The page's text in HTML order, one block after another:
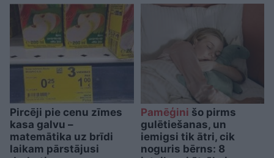
Pircēji pie cenu zīmes
kasa galvu –
matemātika uz brīdi
laikam pārstājusi
Pamēģini šo pirms
gulētiešanas, un
iemigsi tik ātri, cik
noguris bērns: 8